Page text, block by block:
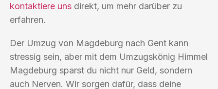
kontaktiere uns direkt, um mehr darüber zu
erfahren.
Der Umzug von Magdeburg nach Gent kann
stressig sein, aber mit dem Umzugskönig Himmel
Magdeburg sparst du nicht nur Geld, sondern
auch Nerven. Wir sorgen dafür, dass deine